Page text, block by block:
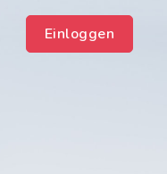
Einloggen